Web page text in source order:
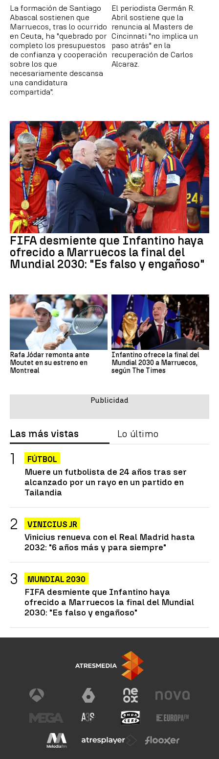
La formación de Santiago
Abascal sostienen que
Marruecos, tras lo ocurrido
en Ceuta, ha "quebrado por
completo los presupuestos
de confianza y cooperación
sobre los que
necesariamente descansa
una candidatura
compartida".
El periodista Germán R.
Abril sostiene que la
renuncia al Masters de
Cincinnati "no implica un
paso atrás" en la
recuperación de Carlos
Alcaraz.
FIFA desmiente que Infantino haya
ofrecido a Marruecos la final del
Mundial 2030: "Es falso y engañoso"
Rafa Jódar remonta ante
Moutet en su estreno en
Montreal
Infantino ofrece la final del
Mundial 2030 a Marruecos,
según The Times
Las más vistas Lo último
FÚTBOL
Muere un futbolista de 24 años tras ser
alcanzado por un rayo en un partido en
Tailandia
VINICIUS JR
Vinicius renueva con el Real Madrid hasta
2032: "6 años más y para siempre"
MUNDIAL 2030
FIFA desmiente que Infantino haya
ofrecido a Marruecos la final del Mundial
2030: "Es falso y engañoso"